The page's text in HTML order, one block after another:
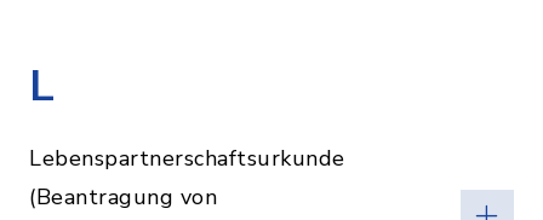
L
Lebenspartnerschaftsurkunde
(Beantragung von